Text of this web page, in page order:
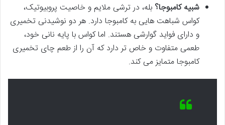
شبیه کامبوجا؟ بله، در ترشی ملایم و خاصیت پروبیوتیک،
کواس شباهت هایی به کامبوجا دارد. هر دو نوشیدنی تخمیری
و دارای فواید گوارشی هستند. اما کواس با پایه نانی خود،
طعمی متفاوت و خاص تر دارد که آن را از طعم چای تخمیری
کامبوجا متمایز می کند.